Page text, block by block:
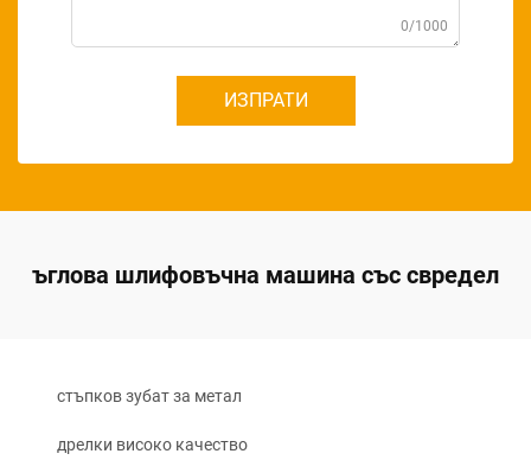
0/1000
ИЗПРАТИ
ъглова шлифовъчна машина със свредел
стъпков зубат за метал
дрелки високо качество